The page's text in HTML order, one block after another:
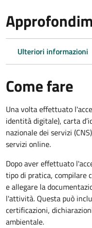
Ulteriori informazioni
Come fare
Una volta effettuato
identità digitale), carta
nazionale dei servizi
servizi online.
Dopo aver effettuato
tipo di pratica, compilare
e allegare la
l'attività. Questa può
certificazioni,
ambientale.